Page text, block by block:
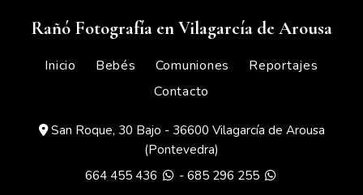
Rañó Fotografía en Vilagarcía de Arousa
Inicio Bebés Comuniones
Reportajes
Contacto
San Roque, 30 Bajo - 36600 Vilagarcía de Arousa
(Pontevedra)
664 455 436
- 685 296 255